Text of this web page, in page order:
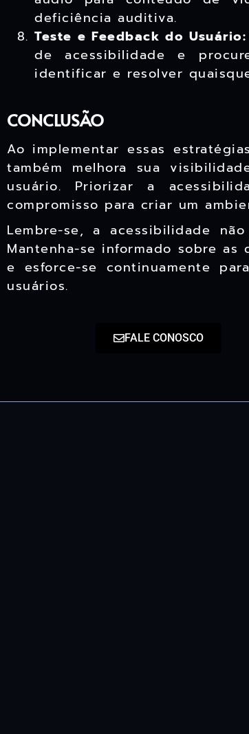
deficiência auditiva.
Teste e Feedback do Usuário:
de acessibilidade e
identificar e resolver
CONCLUSÃO
Ao implementar essas
também melhora sua
usuário. Priorizar a
compromisso para criar um
Lembre-se, a acessibilidade
Mantenha-se informado sobre
e esforce-se continuamente
usuários.
FALE CONOSCO